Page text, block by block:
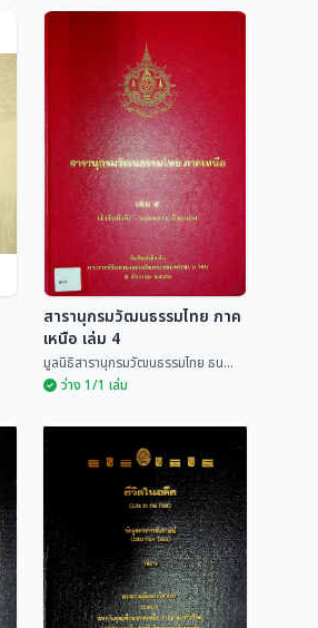
สารานุกรมวัฒนธรรมไทย
ภาคเหนือ เล่ม 4
มูลนิธิสารานุกรมวัฒนธรรมไทย
ธน...
สารานุกรมวัฒนธรรมไทย ภาค
เหนือ เล่ม 4
มูลนิธิสารานุกรมวัฒนธรรมไทย ธน...
ว่าง 1/1 เล่ม